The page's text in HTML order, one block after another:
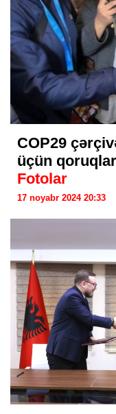
COP29
üçün
Fotolar
17 noyabr 2024 20:33